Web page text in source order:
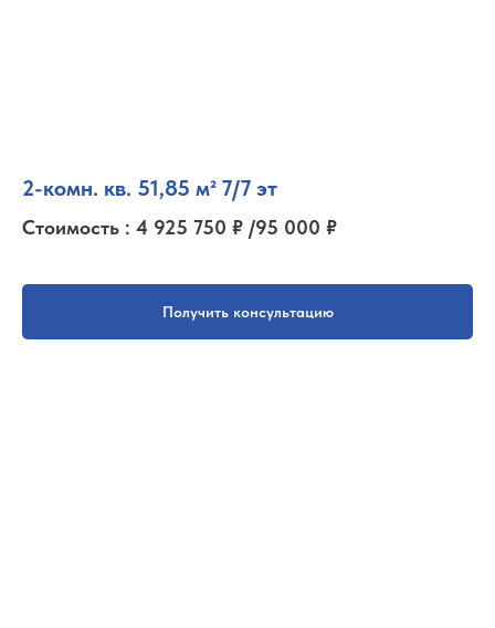
2-комн. кв. 51,85 м² 7/7 эт
Стоимость : 4 925 750 ₽ /95 000 ₽
Получить консультацию